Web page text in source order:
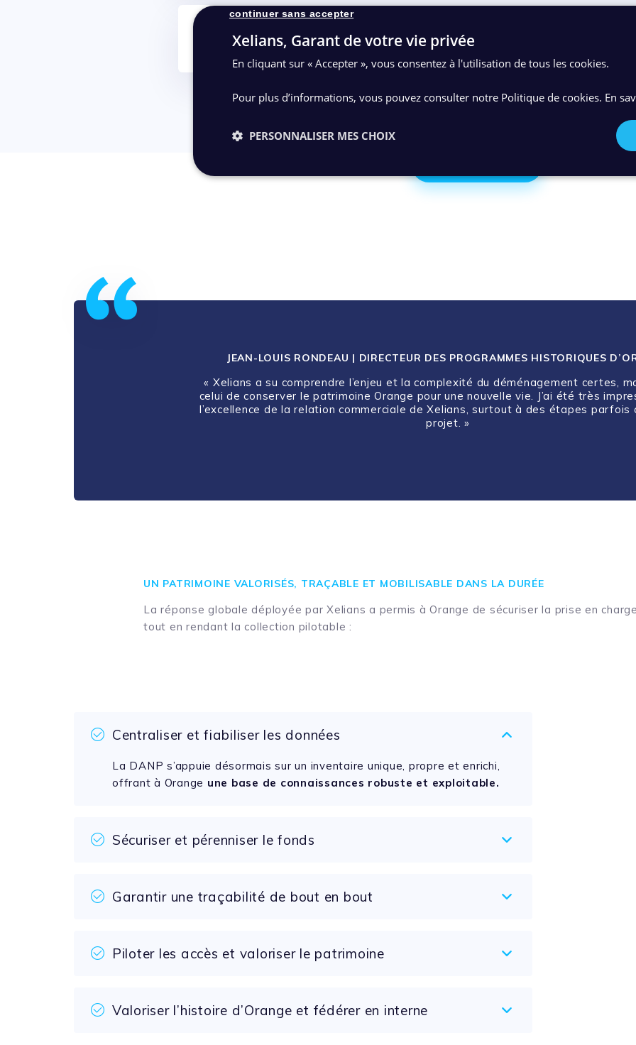
Archivage et mise à disposition dans le SAE
JEAN-LOUIS RONDEAU | DIRECTEUR DES PROGRAMMES HISTORIQUES
« Xelians a su comprendre l’enjeu et la complexité du déménagement certes,
celui de conserver le patrimoine Orange pour une nouvelle vie. J’ai été très
l’excellence de la relation commerciale de Xelians, surtout à des étapes parfois
projet. »
UN PATRIMOINE VALORISÉS, TRAÇABLE ET MOBILISABLE DANS LA DURÉE
La réponse globale déployée par Xelians a permis à Orange de sécuriser la prise en
tout en rendant la collection pilotable :
Centraliser et fiabiliser les données
La DANP s’appuie désormais sur un inventaire unique, propre et enrichi,
offrant à Orange une base de connaissances robuste et exploitable.
Sécuriser et pérenniser le fonds
Garantir une traçabilité de bout en bout
Piloter les accès et valoriser le patrimoine
Valoriser l’histoire d’Orange et fédérer en interne
Xelians, Garant de votre vie privée
En cliquant sur « Accepter », vous consentez à l'utilisation de tous les cookies.
Pour plus d’informations, vous pouvez consulter notre Politique de cookies. En
continuer sans accepter
PERSONNALISER MES CHOIX